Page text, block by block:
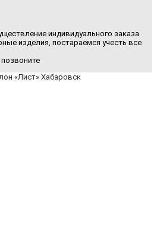
индивидуального заказа
изделия, постараемся учесть все
«Лист» Хабаровск